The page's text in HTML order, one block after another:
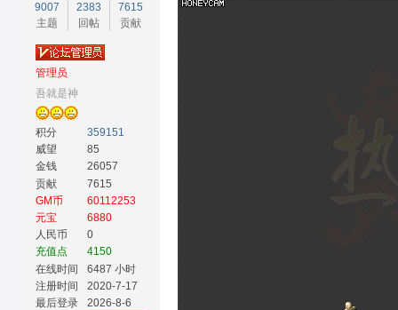
9007
主题
2383
回帖
7615
贡献
管理员
吾就是神
积分
359151
威望
85
金钱
26057
贡献
7615
GM币
60112253
元宝
6880
人民币
0
充值点
4150
在线时间
6487 小时
注册时间
2020-7-17
最后登录
2026-8-6